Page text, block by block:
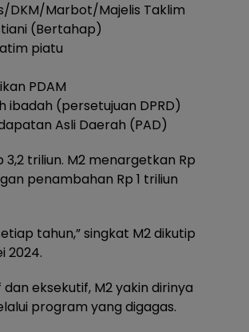
DKM/Marbot/Majelis Taklim
(Bertahap)
piatu
PDAM
ibadah (persetujuan DPRD)
Asli Daerah (PAD)
triliun. M2 menargetkan Rp
penambahan Rp 1 triliun
tahun,” singkat M2 dikutip
2024.
eksekutif, M2 yakin dirinya
program yang digagas.